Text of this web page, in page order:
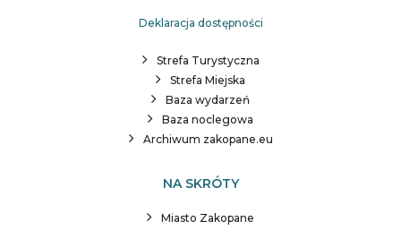
Deklaracja dostępności
Strefa Turystyczna
Strefa Miejska
Baza wydarzeń
Baza noclegowa
Archiwum zakopane.eu
NA SKRÓTY
Miasto Zakopane